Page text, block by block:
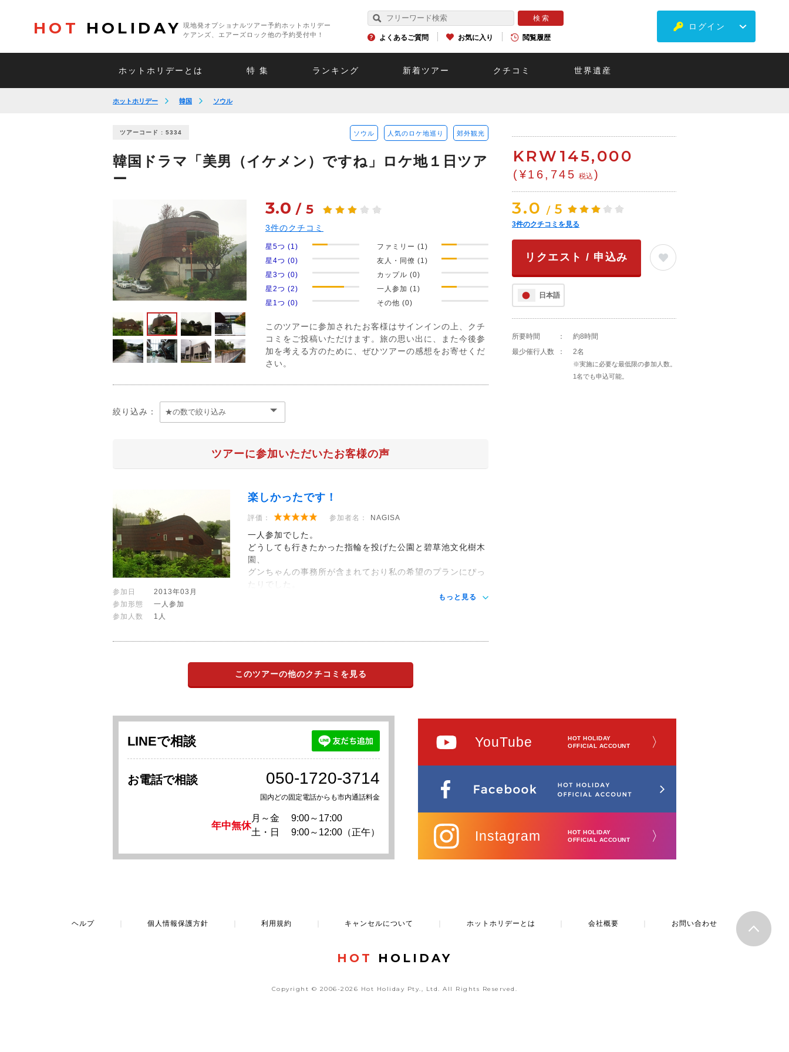
HOT HOLIDAY
現地発オプショナルツアー予約ホットホリデー
ケアンズ、エアーズロック他の予約受付中！
よくあるご質問 お気に入り 閲覧履歴
ログイン
ホットホリデーとは 特 集 ランキング 新着ツアー クチコミ 世界遺産
ホットホリデー 韓国 ソウル
ツアーコード : 5334 ソウル 人気のロケ地巡り 郊外観光
韓国ドラマ「美男（イケメン）ですね」ロケ地１日ツア
ー
3.0 / 5
3件のクチコミ
星5つ (1)
星4つ (0)
星3つ (0)
星2つ (2)
星1つ (0)
ファミリー (1)
友人・同僚 (1)
カップル (0)
一人参加 (1)
その他 (0)
このツアーに参加されたお客様はサインインの上、クチ
コミをご投稿いただけます。旅の思い出に、また今後参
加を考える方のために、ぜひツアーの感想をお寄せくだ
さい。
絞り込み：
ツアーに参加いただいたお客様の声
楽しかったです！
評価： 参加者名： NAGISA
一人参加でした。
どうしても行きたかった指輪を投げた公園と碧草池文化樹木
園、
グンちゃんの事務所が含まれており私の希望のプランにぴっ
たりでした。
もっと見る
参加日
2013年03月
参加形態
一人参加
参加人数
1人
このツアーの他のクチコミを見る
KRW 145,000
(¥16,745 税込 )
3.0 / 5
3件のクチコミを見る
リクエスト / 申込み
日本語
所要時間 ：
約8時間
最少催行人数
： 2名
※実施に必要な最低限の参加人数。
1名でも申込可能。
LINEで相談
お電話で相談 050-1720-3714
国内どの固定電話からも市内通話料金
年中無休
月～金
9:00～17:00
土・日
9:00～12:00（正午）
YouTube
HOT HOLIDAY
OFFICIAL ACCOUNT
〉
Instagram
HOT HOLIDAY
OFFICIAL ACCOUNT
〉
ヘルプ 個人情報保護方針 利用規約 キャンセルについて ホットホリデーとは 会社概要 お問い合わせ
HOT HOLIDAY
Copyright © 2006-2026 Hot Holiday Pty., Ltd.All Rights Reserved.